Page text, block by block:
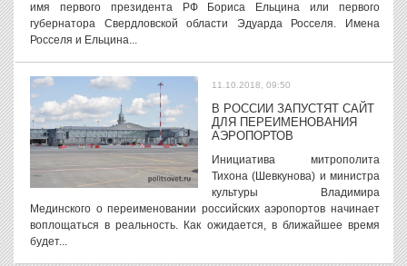
имя первого президента РФ Бориса Ельцина или первого
губернатора Свердловской области Эдуарда Росселя. Имена
Росселя и Ельцина...
11.10.2018, 09:50
В РОССИИ ЗАПУСТЯТ САЙТ
ДЛЯ ПЕРЕИМЕНОВАНИЯ
АЭРОПОРТОВ
Инициатива митрополита
Тихона (Шевкунова) и министра
культуры Владимира
Мединского о переименовании российских аэропортов начинает
воплощаться в реальность. Как ожидается, в ближайшее время
будет...